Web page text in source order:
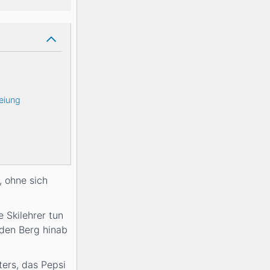
ohne sich
Skilehrer tun
Berg hinab
das Pepsi